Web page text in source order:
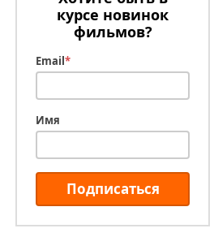
курсе новинок
фильмов?
Email*
Имя
Подписаться